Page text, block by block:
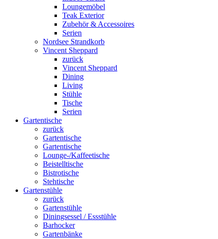
Loungemöbel
Teak Exterior
Zubehör & Accessoires
Serien
Nordsee Strandkorb
Vincent Sheppard
zurück
Vincent Sheppard
Dining
Living
Stühle
Tische
Serien
Gartentische
zurück
Gartentische
Gartentische
Lounge-/Kaffeetische
Beistelltische
Bistrotische
Stehtische
Gartenstühle
zurück
Gartenstühle
Diningsessel / Essstühle
Barhocker
Gartenbänke